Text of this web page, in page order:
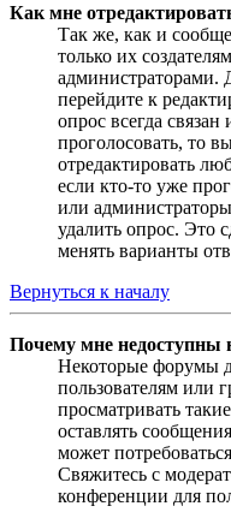
Как мне
Так же, как и
только их
администраторами.
перейдите к
опрос всегда
проголосовать, то
отредактировать
если кто-то уже
или
удалить опрос. Это
менять варианты
Вернуться к началу
Почему мне
Некоторые форумы
пользователям или
просматривать
оставлять
может
Свяжитесь с
конференции для